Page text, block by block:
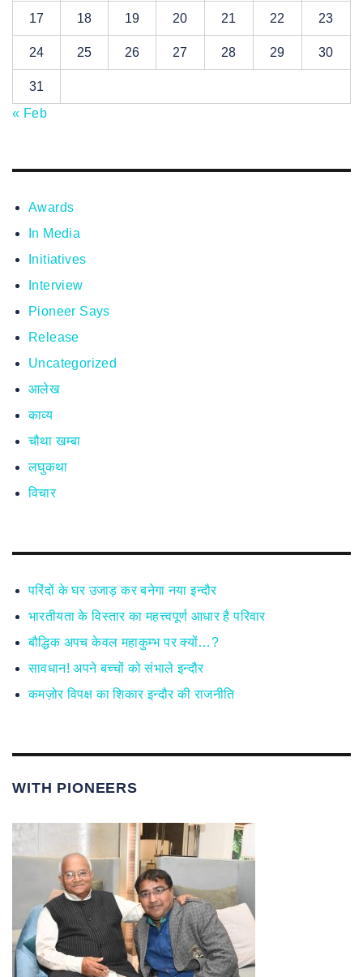
17 18 19 20 21 22 23
24 25 26 27 28 29 30
31
« Feb
Awards
In Media
Initiatives
Interview
Pioneer Says
Release
Uncategorized
आलेख
काव्य
चौथा खम्बा
लघुकथा
विचार
परिंदों के घर उजाड़ कर बनेगा नया इन्दौर
भारतीयता के विस्तार का महत्त्वपूर्ण आधार है परिवार
बौद्धिक अपच केवल महाकुम्भ पर क्यों…?
सावधान! अपने बच्चों को संभाले इन्दौर
कमज़ोर विपक्ष का शिकार इन्दौर की राजनीति
WITH PIONEERS